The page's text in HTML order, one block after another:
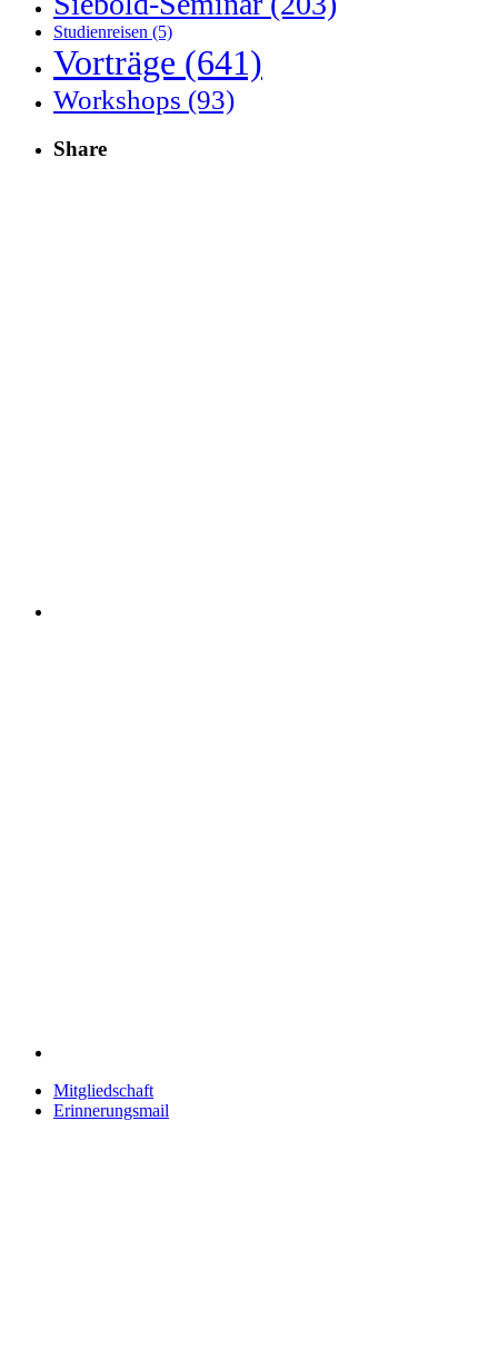
Studienreisen (5)
Vorträge (641)
Workshops (93)
Share
Mitgliedschaft
Erinnerungsmail